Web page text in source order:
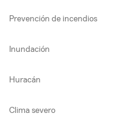
Prevención de incendios
Inundación
Huracán
Clima severo